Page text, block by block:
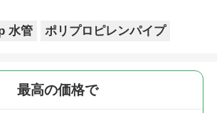
水管 ポリプロピレンパイプ
最高の価格で